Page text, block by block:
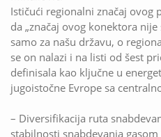
Ističući regionalni značaj ovog
da „značaj ovog konektora
samo za našu državu, o
se on nalazi i na listi od šest
definisala kao ključne u
jugoistočne Evrope sa
– Diversifikacija ruta
stabilnosti snabdevanja